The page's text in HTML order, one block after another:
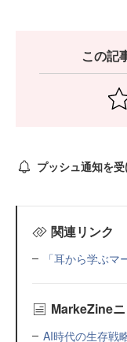
この記
プッシュ通知を
関連リンク
「耳から学ぶ
MarkeZine
AI時代の生存戦